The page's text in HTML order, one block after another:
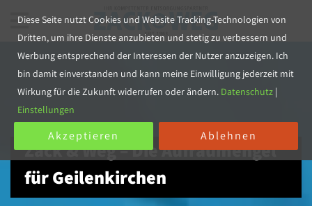
Zack & Weg – Die Aufräumengel
für Geilenkirchen
Diese Seite nutzt Cookies und Website Tracking-Technologien von
Dritten, um ihre Dienste anzubieten und stetig zu verbessern und
Werbung entsprechend der Interessen der Nutzer anzuzeigen. Ich
bin damit einverstanden und kann meine Einwilligung jederzeit mit
Wirkung für die Zukunft widerrufen oder ändern. Datenschutz |
Einstellungen
Akzeptieren Ablehnen